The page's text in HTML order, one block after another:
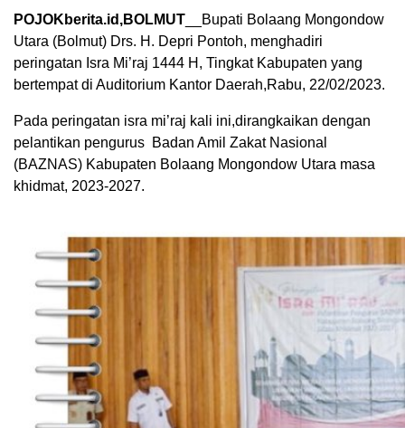
POJOKberita.id,BOLMUT __Bupati Bolaang Mongondow
Utara (Bolmut) Drs. H. Depri Pontoh, menghadiri
peringatan Isra Mi’raj 1444 H, Tingkat Kabupaten yang
bertempat di Auditorium Kantor Daerah,Rabu, 22/02/2023.
Pada peringatan isra mi’raj kali ini,dirangkaikan dengan
pelantikan pengurus Badan Amil Zakat Nasional
(BAZNAS) Kabupaten Bolaang Mongondow Utara masa
khidmat, 2023-2027.